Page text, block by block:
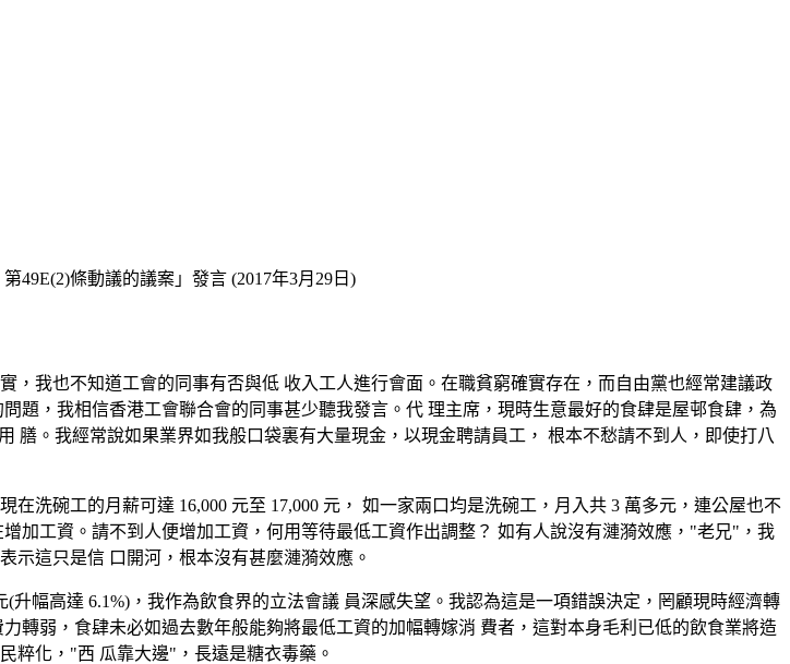
49E(2)條動議的議案」發言 (2017年3月29日)
我也不知道工會的同事有否與低 收入工人進行會面。在職貧窮確實存在，而自由黨也經常建議政
題，我相信香港工會聯合會的同事甚少聽我發言。代 理主席，現時生意最好的食肆是屋邨食肆，為
膳。我經常說如果業界如我般口袋裏有大量現金，以現金聘請員工， 根本不愁請不到人，即使打八
洗碗工的月薪可達 16,000 元至 17,000 元， 如一家兩口均是洗碗工，月入共 3 萬多元，連公屋也不
加工資。請不到人便增加工資，何用等待最低工資作出調整？ 如有人說沒有漣漪效應，"老兄"，我
示這只是信 口開河，根本沒有甚麼漣漪效應。
幅高達 6.1%)，我作為飲食界的立法會議 員深感失望。我認為這是一項錯誤決定，罔顧現時經濟轉
轉弱，食肆未必如過去數年般能夠將最低工資的加幅轉嫁消 費者，這對本身毛利已低的飲食業將造
粹化，"西 瓜靠大邊"，長遠是糖衣毒藥。